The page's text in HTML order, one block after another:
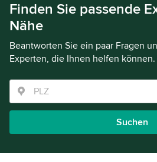
Finden Sie passende
Nähe
Beantworten Sie ein paar Fragen
Experten, die Ihnen helfen können.
Suchen